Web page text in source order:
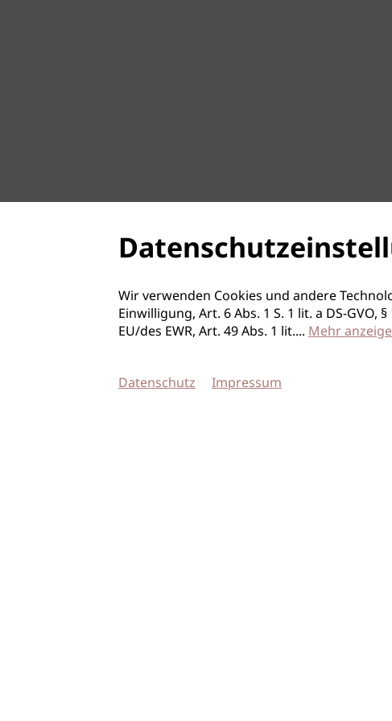
Wir verwenden Cookies und andere
Einwilligung, Art. 6 Abs. 1 S. 1 lit. a DS-
EU/des EWR, Art. 49 Abs. 1 lit.... Mehr
Datenschutz Impressum